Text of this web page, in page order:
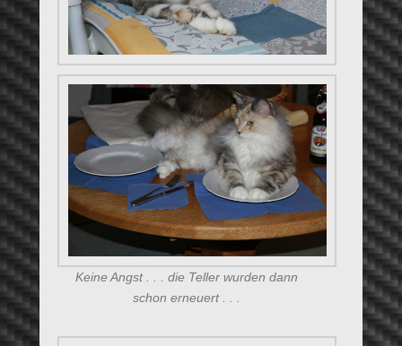
Keine Angst . . . die Teller wurden dann
schon erneuert . . .